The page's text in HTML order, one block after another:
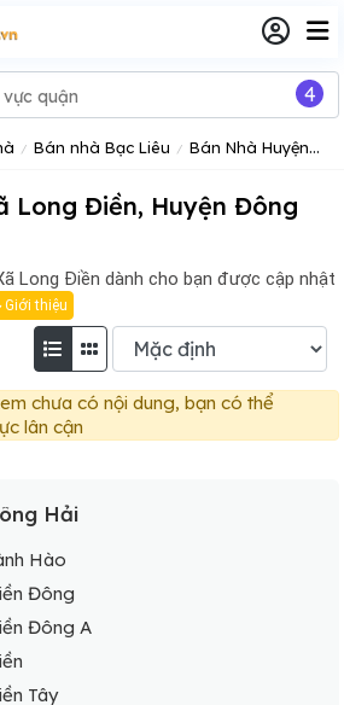
Bán nhà Bạc Liêu Bán Nhà Huyện Đông Hải
Long Điền, Huyện Đông
Long Điền dành cho bạn được cập nhật
Giới thiệu
chưa có nội dung, bạn có thể
lân cận
Hải
Hào
Đông
Đông A
Tây
4